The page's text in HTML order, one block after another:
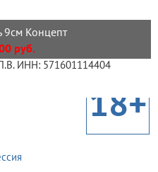
9см Концепт
руб.
ИНН: 571601114404
18+